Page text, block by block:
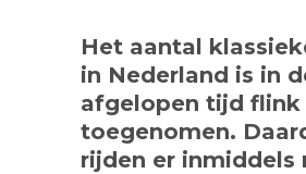
Het aantal
in Nederland is in
afgelopen tijd flink
toegenomen.
rijden er inmiddels